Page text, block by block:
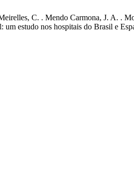
C. . Mendo Carmona, J. A. .
um estudo nos hospitais do Brasil e